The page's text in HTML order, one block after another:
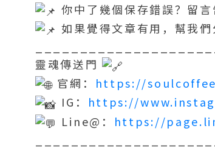
你中了幾個保存錯誤？留言
如果覺得文章有用，幫我
靈魂傳送門
官網： https://
IG： https://
Line@： https://